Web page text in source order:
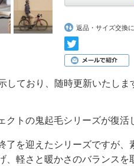
返品・サイズ交換
ており、随時更新いたしま
トの鬼起毛シリーズが復活
を迎えたシリーズですが、
軽さと暖かさのバランスを